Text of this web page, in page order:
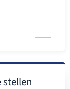
stellen